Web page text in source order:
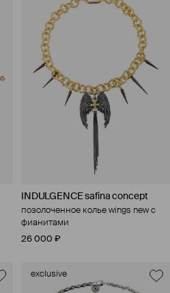
INDULGENCE safina concept
позолоченное колье wings new с
фианитами
26 000 ₽
exclusive